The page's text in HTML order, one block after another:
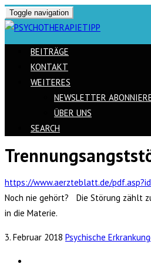
Toggle navigation
BEITRÄGE
KONTAKT
WEITERES
NEWSLETTER
ÜBER UNS
SEARCH
Skip
content
https://www.aerzteblatt.de/
Noch nie gehört? Die Störung zählt
in die Materie.
3. Februar 2018 Psychische